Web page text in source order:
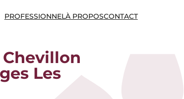
PROFESSIONNELÀ PROPOSCONTACT
Les